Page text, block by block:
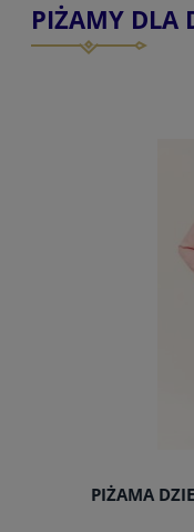
PIŻAMY DLA
PIŻAMA